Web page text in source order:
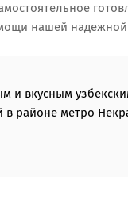
нашей
и вкусным
районе метро